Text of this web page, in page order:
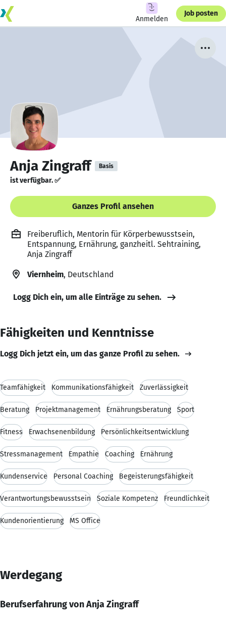
Anmelden
Job posten
Anja Zingraff Basis
ist verfügbar. ✅
Ganzes Profil ansehen
Freiberuflich, Mentorin für Körperbewusstsein,
Entspannung, Ernährung, ganzheitl. Sehtraining,
Anja Zingraff
Viernheim, Deutschland
Logg Dich ein, um alle Einträge zu sehen.
Fähigkeiten und Kenntnisse
Logg Dich jetzt ein, um das ganze Profil zu sehen.
Teamfähigkeit Kommunikationsfähigkeit Zuverlässigkeit
Beratung Projektmanagement Ernährungsberatung Sport
Fitness Erwachsenenbildung Persönlichkeitsentwicklung
Stressmanagement Empathie Coaching Ernährung
Kundenservice Personal Coaching Begeisterungsfähigkeit
Verantwortungsbewusstsein Soziale Kompetenz Freundlichkeit
Kundenorientierung MS Office
Werdegang
Berufserfahrung von Anja Zingraff